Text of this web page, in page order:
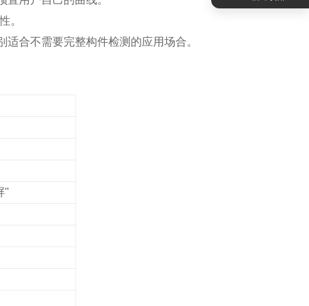
。
合不需要完整构件检测的应用场合。
"